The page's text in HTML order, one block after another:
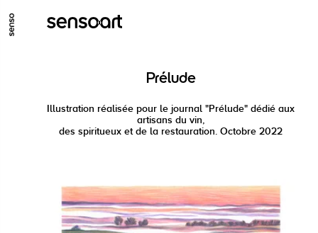
GO TO MAIN CONTENT
Prélude
Illustration réalisée pour le journal "Prélude" dédié aux
artisans du vin,
des spiritueux et de la restauration. Octobre 2022